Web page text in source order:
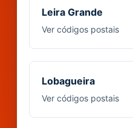
Leira Grande
Ver códigos postais
Lobagueira
Ver códigos postais